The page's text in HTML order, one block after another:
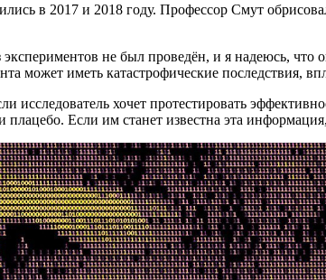
в 2017 и 2018 году. Профессор Смут
не был проведён, и я надеюсь, что
может иметь катастрофические последствия,
исследователь хочет протестировать
плацебо. Если им станет известна эта